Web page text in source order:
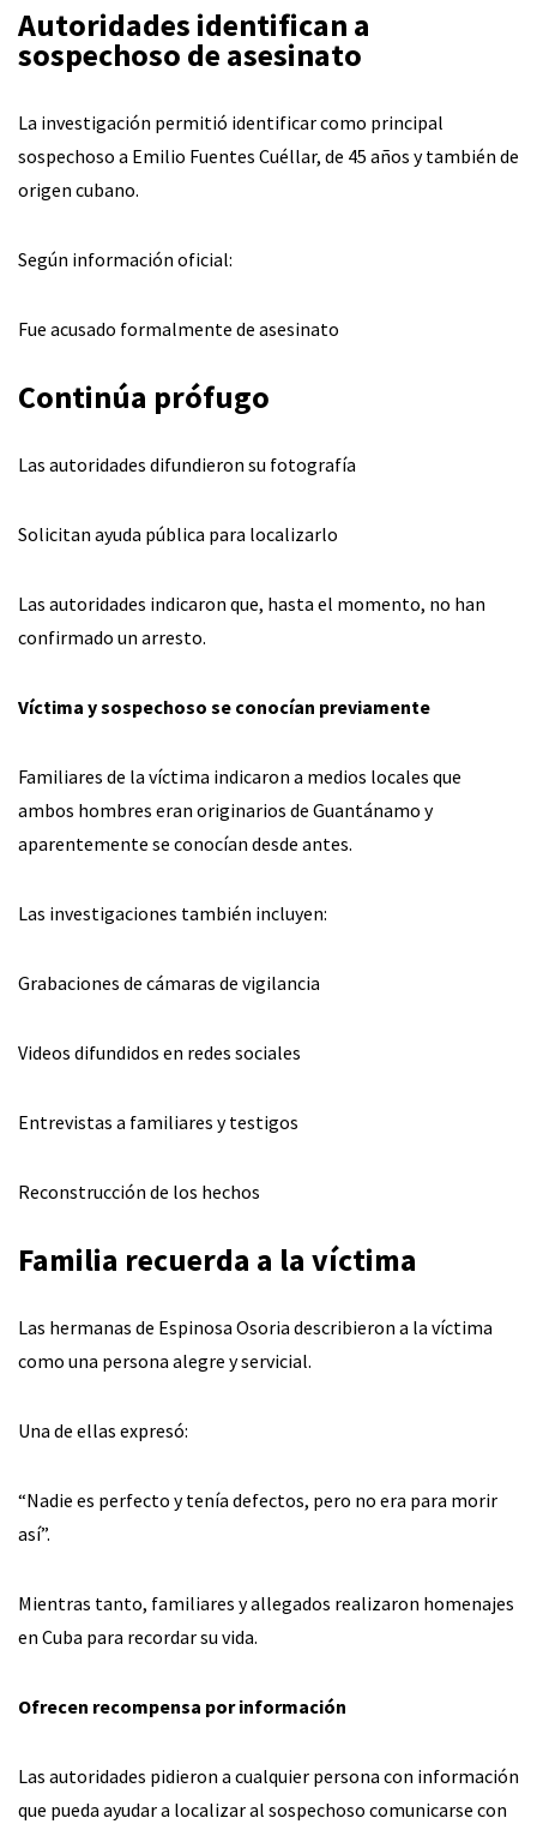
Autoridades identifican a
sospechoso de asesinato
La investigación permitió identificar como principal
sospechoso a Emilio Fuentes Cuéllar, de 45 años y también de
origen cubano.
Según información oficial:
Fue acusado formalmente de asesinato
Continúa prófugo
Las autoridades difundieron su fotografía
Solicitan ayuda pública para localizarlo
Las autoridades indicaron que, hasta el momento, no han
confirmado un arresto.
Víctima y sospechoso se conocían previamente
Familiares de la víctima indicaron a medios locales que
ambos hombres eran originarios de Guantánamo y
aparentemente se conocían desde antes.
Las investigaciones también incluyen:
Grabaciones de cámaras de vigilancia
Videos difundidos en redes sociales
Entrevistas a familiares y testigos
Reconstrucción de los hechos
Familia recuerda a la víctima
Las hermanas de Espinosa Osoria describieron a la víctima
como una persona alegre y servicial.
Una de ellas expresó:
“Nadie es perfecto y tenía defectos, pero no era para morir
así”.
Mientras tanto, familiares y allegados realizaron homenajes
en Cuba para recordar su vida.
Ofrecen recompensa por información
Las autoridades pidieron a cualquier persona con información
que pueda ayudar a localizar al sospechoso comunicarse con